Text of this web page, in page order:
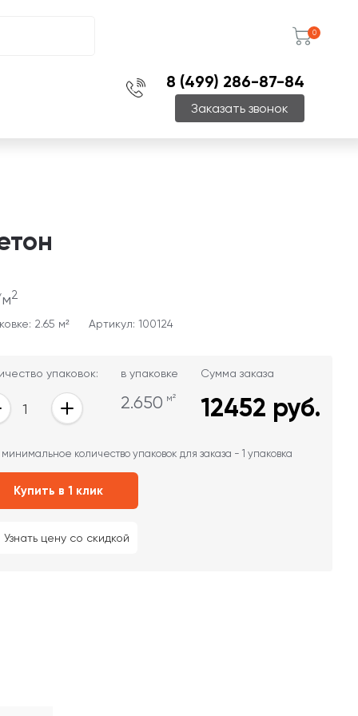
0
8 (499) 286-87-84
Заказать звонок
2
2.65 м² Артикул: 100124
упаковок: в упаковке
2.650 м²
Сумма заказа
12452 руб.
количество упаковок для заказа - 1 упаковка
Купить в 1 клик
Узнать цену со скидкой